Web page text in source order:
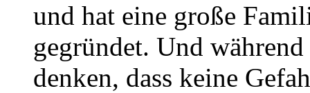
und hat eine große
gegründet. Und
denken, dass keine